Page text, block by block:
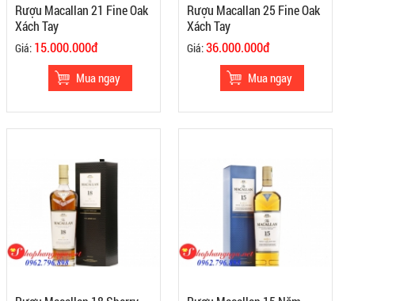
Rượu Macallan 21 Fine Oak
Xách Tay
Giá: 15.000.000đ
Rượu Macallan 25 Fine Oak
Xách Tay
Giá:36.000.000đ